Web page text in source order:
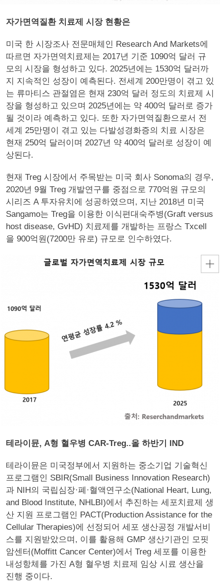
자가면역질환 치료제 시장 현황은
미국 한 시장조사 전문매체인 Research And Markets에
따르면 자가면역치료제는 2017년 기준 1090억 달러 규
모의 시장을 형성하고 있다. 2025년에는 1530억 달러까
지 지속적인 성장이 예측된다. 전세계 200만명이 겪고 있
는 류마티스 관절염은 현재 230억 달러 정도의 치료제 시
장을 형성하고 있으며 2025년에는 약 400억 달러로 증가
될 것이라 예측하고 있다. 또한 자가면역질환으로서 전
세계 25만명이 겪고 있는 다발성경화증의 치료 시장은
현재 250억 달러이며 2027년 약 400억 달러로 성장이 예
상된다.
현재 Treg 시장에서 주목받는 미국 회사 Sonoma의 경우,
2020년 9월 Treg 개발연구를 중점으로 770억원 규모의
시리즈 A 투자유치에 성공하였으며, 지난 2018년 미국
Sangamo는 Treg을 이용한 이식편대숙주병(Graft versus
host disease, GvHD) 치료제를 개발하는 프랑스 Txcell
을 900억원(7200만 유로) 규모로 인수하였다.
테라이뮨, A형 혈우병 CAR-Treg..올 하반기 IND
테라이뮨은 미국정부에서 지원하는 중소기업 기술혁신
프로그램인 SBIR(Small Business Innovation Research)
과 NIH의 국립심장·폐·혈액연구소(National Heart, Lung,
and Blood Institute, NHLBI)에서 추진하는 세포치료제 생
산 지원 프로그램인 PACT(Production Assistance for the
Cellular Therapies)에 선정되어 세포 생산공정 개발서비
스를 지원받았으며, 이를 활용해 GMP 생산기관인 모핏
암센터(Moffitt Cancer Center)에서 Treg 세포를 이용한
내성항체를 가진 A형 혈우병 치료제 임상 시료 생산을
진행 중이다.